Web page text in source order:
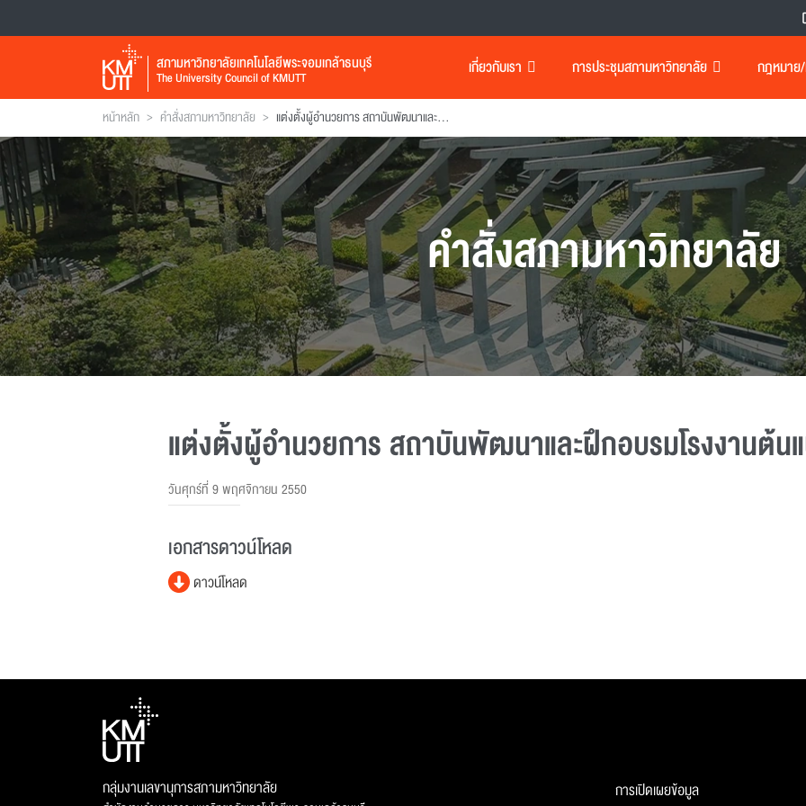
สภามหาวิทยาลัยเทคโนโลยีพระจอมเกล้าธนบุรี
The University Council of KMUTT เกี่ยวกับเรา การประชุมสภามหาวิทยาลัย กฎหมาย/
หน้าหลัก > คำสั่งสภามหาวิทยาลัย > แต่งตั้งผู้อำนวยการ สถาบันพัฒนาและฝึกอบรมโรงงานต้นแบบ
คำสั่งสภามหาวิทยาลัย
แต่งตั้งผู้อำนวยการ สถาบันพัฒนาและฝึกอบรมโรงงานต้น
วันศุกร์ที่ 9 พฤศจิกายน 2550
เอกสารดาวน์โหลด
ดาวน์โหลด
กลุ่มงานเลขานุการสภามหาวิทยาลัย การเปิดเผยข้อมูล